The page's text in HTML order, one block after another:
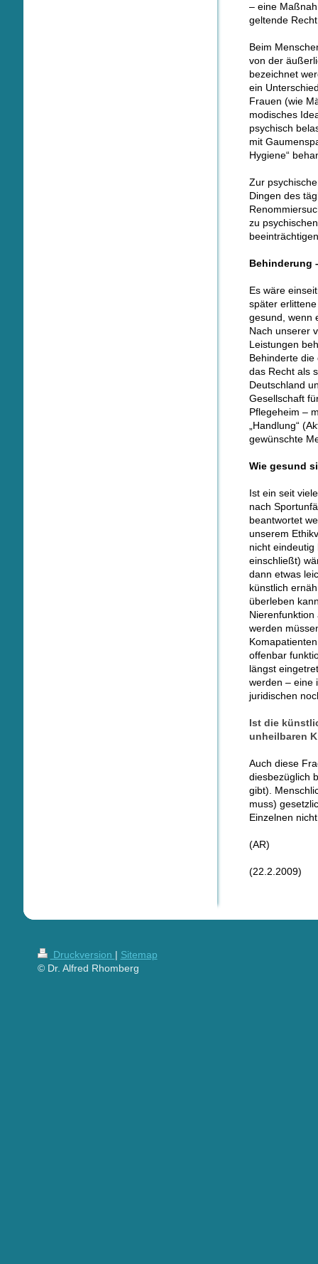
– eine
geltende
Beim
von der
bezeichnet
ein
Frauen (wie
modisches
psychisch
mit
Hygiene“
Zur
Dingen des
zu
Behinderung
Es wäre
später
gesund, wenn
Nach unserer
Leistungen
Behinderte
das Recht als
Deutschland
Gesellschaft
Pflegeheim –
„Handlung“
gewünschte
Wie gesund
Ist ein seit
nach
beantwortet
unserem
nicht
einschließt)
dann etwas
künstlich
überleben
Nierenfunktion
werden
offenbar
längst
werden – eine
juridischen
Ist die
unheilbaren
Auch diese
diesbezüglich
gibt).
muss)
Einzelnen
(AR)
(22.2.2009)
Druckversion | Sitemap
© Dr. Alfred Rhomberg